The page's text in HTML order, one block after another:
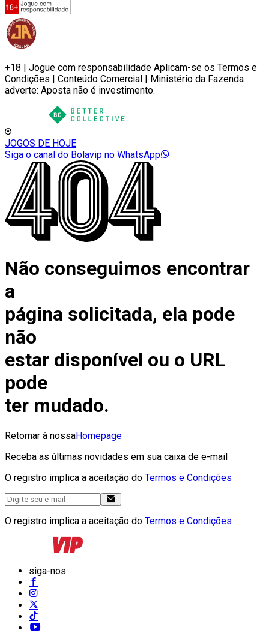
+18 | Jogue com responsabilidade Aplicam-se os Termos e
Condições | Conteúdo Comercial | Ministério da Fazenda
adverte: Aposta não é investimento.
JOGOS DE HOJE
Siga o canal do Bolavip no WhatsApp
Não conseguimos encontrar
a
página solicitada, ela pode
não
estar disponível ou o URL
pode
ter mudado.
Retornar à nossaHomepage
Receba as últimas novidades em sua caixa de e-mail
O registro implica a aceitação do Termos e Condições
O registro implica a aceitação do Termos e Condições
siga-nos